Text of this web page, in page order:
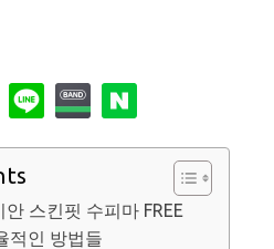
스킨핏 수피마 FREE
적인 방법들